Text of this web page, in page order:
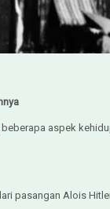
aspek
pasangan Alois